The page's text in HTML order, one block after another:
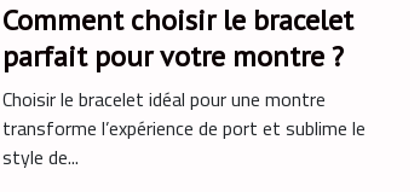
Comment choisir le bracelet
parfait pour votre montre ?
Choisir le bracelet idéal pour une montre
transforme l’expérience de port et sublime le
style de...